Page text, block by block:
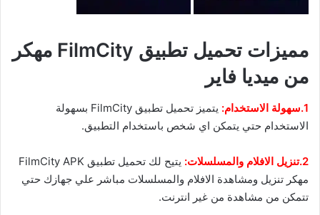
مميزات تحميل تطبيق FilmCity مهكر
من ميديا فاير
1.سهولة الاستخدام:
يتميز تحميل تطبيق FilmCity بسهولة
الاستخدام حتي يتمكن اي شخص باستخدام التطبيق.
2.تنزيل الافلام والمسلسلات:
يتيح لك تحميل تطبيق FilmCity APK
مهكر تنزيل ومشاهدة الافلام والمسلسلات مباشر علي جهازك حتي
تتمكن من مشاهدة من غير انترنت.